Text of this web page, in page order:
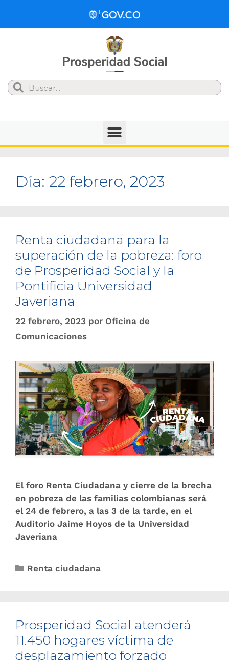
Search
Día: 22 febrero, 2023
Renta ciudadana para la
superación de la pobreza: foro
de Prosperidad Social y la
Pontificia Universidad
Javeriana
22 febrero, 2023 por Oficina de
Comunicaciones
El foro Renta Ciudadana y cierre de la brecha
en pobreza de las familias colombianas será
el 24 de febrero, a las 3 de la tarde, en el
Auditorio Jaime Hoyos de la Universidad
Javeriana
Renta ciudadana
Prosperidad Social atenderá
11.450 hogares víctima de
desplazamiento forzado